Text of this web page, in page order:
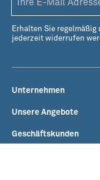
Unternehmen
Unsere Angebote
Geschäftskunden
Erhalten Sie
jederzeit widerrufen